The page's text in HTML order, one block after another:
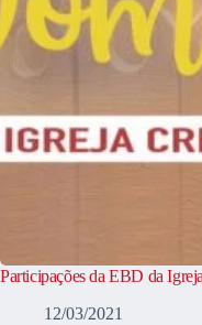
Participações da EBD da
12/03/2021